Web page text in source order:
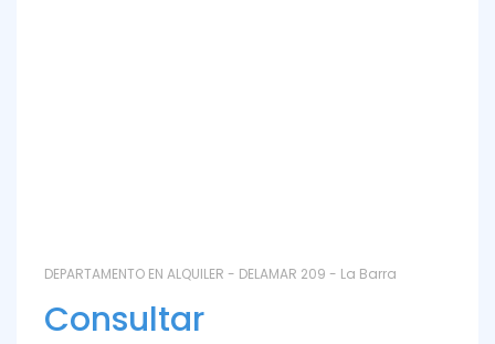
DEPARTAMENTO EN ALQUILER - DELAMAR 209 - La Barra
Consultar